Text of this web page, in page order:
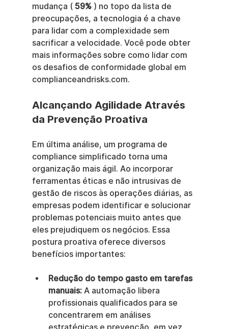
mudança ( 59% ) no topo da lista de
preocupações, a tecnologia é a chave
para lidar com a complexidade sem
sacrificar a velocidade. Você pode obter
mais informações sobre como lidar com
os desafios de conformidade global em
complianceandrisks.com.
Alcançando Agilidade Através
da Prevenção Proativa
Em última análise, um programa de
compliance simplificado torna uma
organização mais ágil. Ao incorporar
ferramentas éticas e não intrusivas de
gestão de riscos às operações diárias, as
empresas podem identificar e solucionar
problemas potenciais muito antes que
eles prejudiquem os negócios. Essa
postura proativa oferece diversos
benefícios importantes:
Redução do tempo gasto em tarefas
manuais: A automação libera
profissionais qualificados para se
concentrarem em análises